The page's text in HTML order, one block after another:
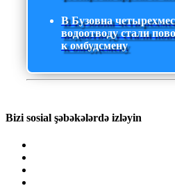
В Бузовна
водоотводу стали
к омбудсмену
Bizi sosial şəbəkələrdə izləyin